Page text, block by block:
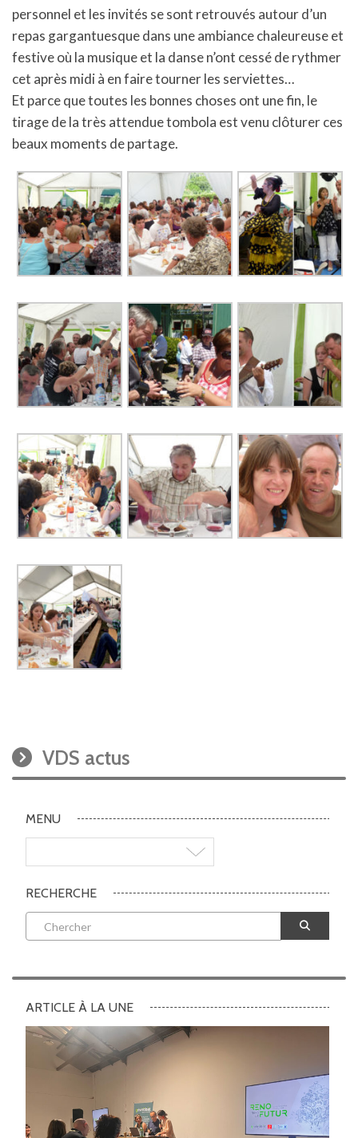
personnel et les invités se sont retrouvés autour d’un
repas gargantuesque dans une ambiance chaleureuse et
festive où la musique et la danse n’ont cessé de rythmer
cet après midi à en faire tourner les serviettes…
Et parce que toutes les bonnes choses ont une fin, le
tirage de la très attendue tombola est venu clôturer ces
beaux moments de partage.
VDS actus
MENU
RECHERCHE
ARTICLE À LA UNE